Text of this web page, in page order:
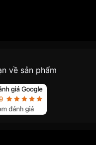
về sản phẩm